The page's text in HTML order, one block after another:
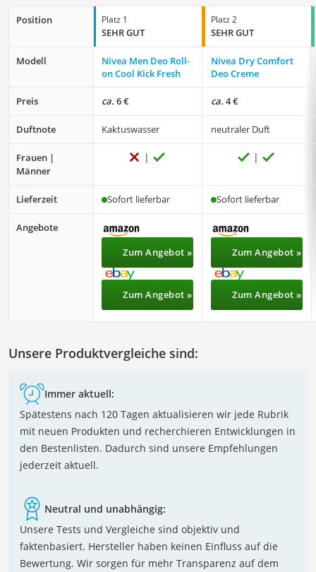
Position Platz 1
SEHR GUT
Platz 2
SEHR GUT
Modell
Nivea Men Deo Roll-
on Cool Kick Fresh
Nivea Dry Comfort
Deo Creme
Preis ca. 6 € ca. 4 €
Duftnote Kaktuswasser neutraler Duft
Frauen |
Männer
Lieferzeit Sofort lieferbar Sofort lieferbar
Angebote
Zum Angebot »
Zum Angebot »
Zum Angebot »
Zum Angebot »
Unsere Produktvergleiche sind:
Immer aktuell:
Spätestens nach 120 Tagen aktualisieren wir jede Rubrik
mit neuen Produkten und recherchieren Entwicklungen in
den Bestenlisten. Dadurch sind unsere Empfehlungen
jederzeit aktuell.
Neutral und unabhängig:
Unsere Tests und Vergleiche sind objektiv und
faktenbasiert. Hersteller haben keinen Einfluss auf die
Bewertung. Wir sorgen für mehr Transparenz auf dem